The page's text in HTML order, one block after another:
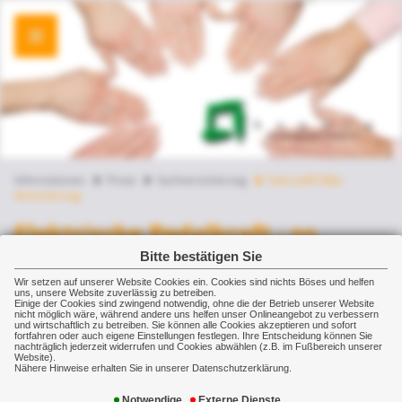
Bitte bestätigen Sie
Wir setzen auf unserer Website Cookies ein. Cookies sind nichts Böses und helfen
uns, unsere Website zuverlässig zu betreiben.
Einige der Cookies sind zwingend notwendig, ohne die der Betrieb unserer Website
nicht möglich wäre, während andere uns helfen unser Onlineangebot zu verbessern
und wirtschaftlich zu betreiben. Sie können alle Cookies akzeptieren und sofort
fortfahren oder auch eigene Einstellungen festlegen. Ihre Entscheidung können Sie
nachträglich jederzeit widerrufen und Cookies abwählen (z.B. im Fußbereich unserer
Website).
Nähere Hinweise erhalten Sie in unserer Datenschutzerklärung.
Fahrrad/E-Bike
Versicherung
Elektrische Pedalkraft - so
versichern Sie E-Bike und Co
Elektrisch unterstütztes Radeln erfreut sich
wachsender Beliebtheit. Doch mit der Zahl der
Räder steigt auch die Unfallhäufigkeit und
Diebstahlrate der teuren Räder. Als Besitzer
eines E-Bike sollten Sie also auf die richtige